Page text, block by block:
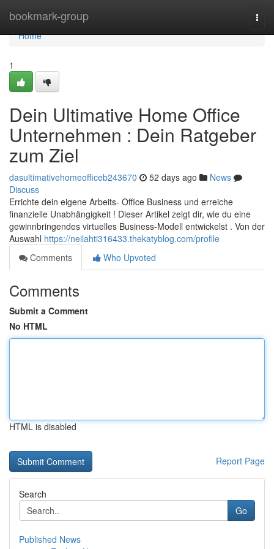
bookmark-group
Home
Home
1
Dein Ultimative Home Office
Unternehmen : Dein Ratgeber
zum Ziel
dasultimativehomeofficeb243670 52 days ago
News
Discuss
Errichte dein eigene Arbeits- Office Business und erreiche
finanzielle Unabhängigkeit ! Dieser Artikel zeigt dir, wie du eine
gewinnbringendes virtuelles Business-Modell entwickelst . Von der
Auswahl https://neilahti316433.thekatyblog.com/profile
Comments
Who Upvoted
Comments
Submit a Comment
No HTML
HTML is disabled
Report Page
Search
Go
Published News